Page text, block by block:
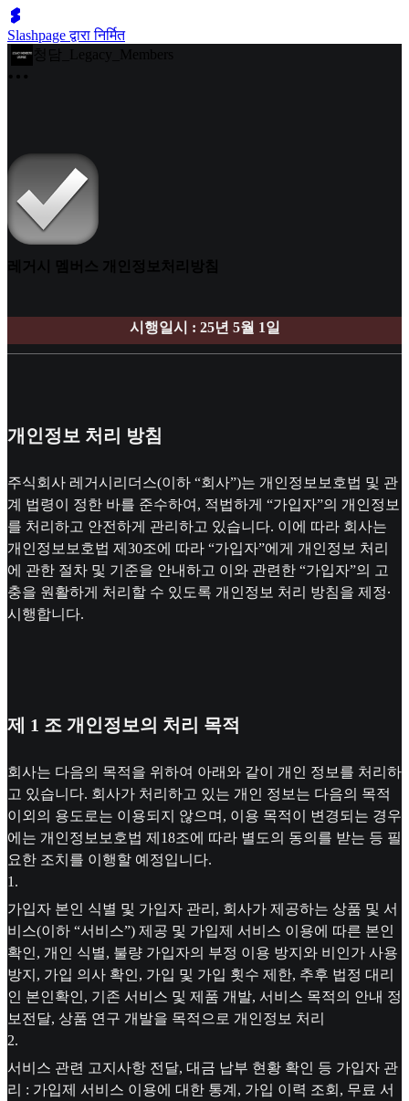
Slashpage द्वारा निर्मित
청담_Legacy_Members
레거시 멤버스 개인정보처리방침
시행일시 : 25년 5월 1일
개인정보 처리 방침
주식회사 레거시리더스(이하 “회사”)는 개인정보보호법 및 관
계 법령이 정한 바를 준수하여, 적법하게 “가입자”의 개인정보
를 처리하고 안전하게 관리하고 있습니다. 이에 따라 회사는
개인정보보호법 제30조에 따라 “가입자”에게 개인정보 처리
에 관한 절차 및 기준을 안내하고 이와 관련한 “가입자”의 고
충을 원활하게 처리할 수 있도록 개인정보 처리 방침을 제정∙
시행합니다.
제 1 조 개인정보의 처리 목적
회사는 다음의 목적을 위하여 아래와 같이 개인 정보를 처리하
고 있습니다. 회사가 처리하고 있는 개인 정보는 다음의 목적
이외의 용도로는 이용되지 않으며, 이용 목적이 변경되는 경우
에는 개인정보보호법 제18조에 따라 별도의 동의를 받는 등 필
요한 조치를 이행할 예정입니다.
1 .
가입자 본인 식별 및 가입자 관리, 회사가 제공하는 상품 및 서
비스(이하 “서비스”) 제공 및 가입제 서비스 이용에 따른 본인
확인, 개인 식별, 불량 가입자의 부정 이용 방지와 비인가 사용
방지, 가입 의사 확인, 가입 및 가입 횟수 제한, 추후 법정 대리
인 본인확인, 기존 서비스 및 제품 개발, 서비스 목적의 안내 정
보전달, 상품 연구 개발을 목적으로 개인정보 처리
2.
서비스 관련 고지사항 전달, 대금 납부 현황 확인 등 가입자 관
리 : 가입제 서비스 이용에 대한 통계, 가입 이력 조회, 무료 서